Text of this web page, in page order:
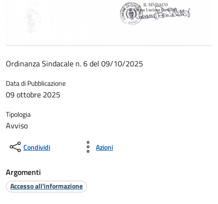
Ordinanza Sindacale n. 6 del 09/10/2025
Data di Pubblicazione
09 ottobre 2025
Tipologia
Avviso
Condividi Azioni
Argomenti
Accesso all'informazione